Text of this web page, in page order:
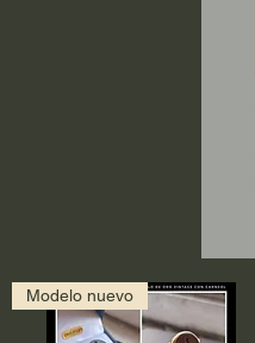
Modelo nuevo